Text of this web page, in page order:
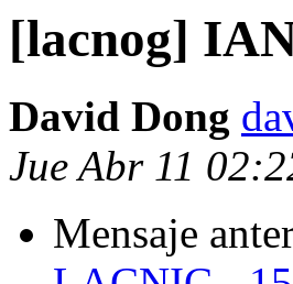
[lacnog]
David Dong
Jue Abr 11
Mensaje